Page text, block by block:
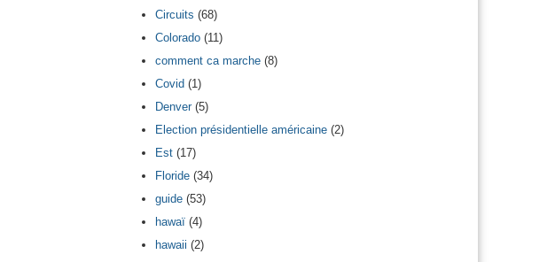
Circuits (68)
Colorado (11)
comment ca marche (8)
Covid (1)
Denver(5)
Election présidentielle américaine (2)
Est (17)
Floride (34)
guide (53)
hawaï (4)
hawaii (2)